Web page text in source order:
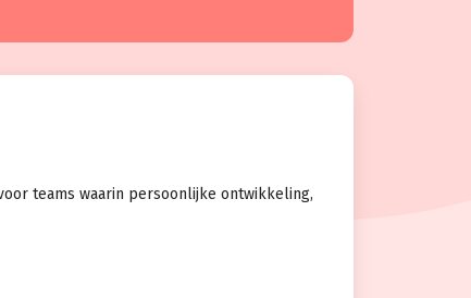
teams waarin persoonlijke ontwikkeling,